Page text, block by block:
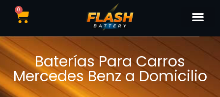
0
Baterías Para Carros
Mercedes Benz a Domicilio